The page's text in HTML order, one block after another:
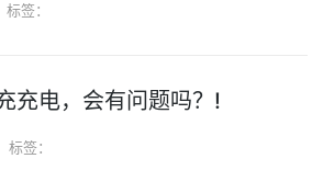
标签：
充电，会有问题吗？!
标签：